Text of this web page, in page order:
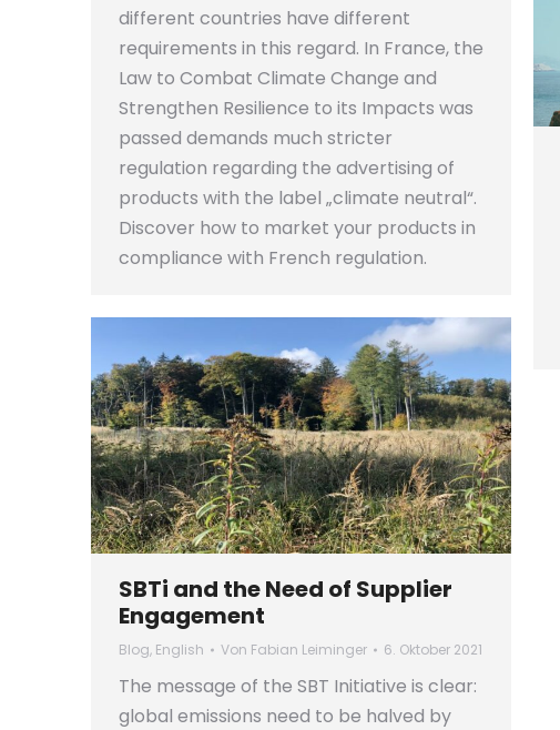
different countries have different
requirements in this regard. In France, the
Law to Combat Climate Change and
Strengthen Resilience to its Impacts was
passed demands much stricter
regulation regarding the advertising of
products with the label „climate neutral“.
Discover how to market your products in
compliance with French regulation.
SBTi and the Need of Supplier
Engagement
Blog, English Von Fabian Leiminger 6. Oktober 2021
The message of the SBT Initiative is clear:
global emissions need to be halved by